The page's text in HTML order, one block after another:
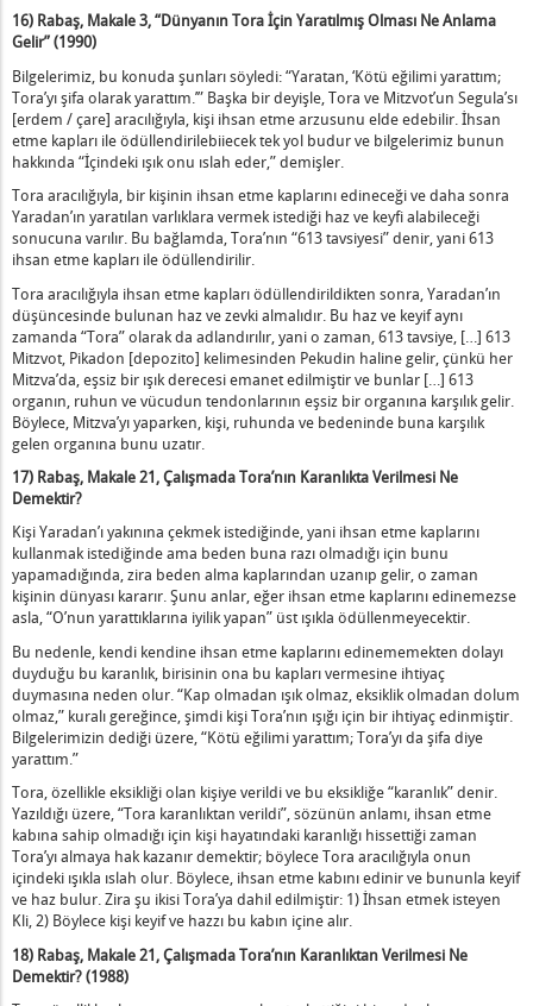
16) Rabaş, Makale 3, “Dünyanın Tora İçin Yaratılmış Olması Ne Anlama
Gelir” (1990)
Bilgelerimiz, bu konuda şunları söyledi: “Yaratan, ‘Kötü eğilimi yarattım;
Tora’yı şifa olarak yarattım.’” Başka bir deyişle, Tora ve Mitzvot’un Segula’sı
[erdem / çare] aracılığıyla, kişi ihsan etme arzusunu elde edebilir. İhsan
etme kapları ile ödüllendirilebiiecek tek yol budur ve bilgelerimiz bunun
hakkında “İçindeki ışık onu ıslah eder,” demişler.
Tora aracılığıyla, bir kişinin ihsan etme kaplarını edineceği ve daha sonra
Yaradan’ın yaratılan varlıklara vermek istediği haz ve keyfi alabileceği
sonucuna varılır. Bu bağlamda, Tora’nın “613 tavsiyesi” denir, yani 613
ihsan etme kapları ile ödüllendirilir.
Tora aracılığıyla ihsan etme kapları ödüllendirildikten sonra, Yaradan’ın
düşüncesinde bulunan haz ve zevki almalıdır. Bu haz ve keyif aynı
zamanda “Tora” olarak da adlandırılır, yani o zaman, 613 tavsiye, […] 613
Mitzvot, Pikadon [depozito] kelimesinden Pekudin haline gelir, çünkü her
Mitzva’da, eşsiz bir ışık derecesi emanet edilmiştir ve bunlar […] 613
organın, ruhun ve vücudun tendonlarının eşsiz bir organına karşılık gelir.
Böylece, Mitzva’yı yaparken, kişi, ruhunda ve bedeninde buna karşılık
gelen organına bunu uzatır.
17) Rabaş, Makale 21, Çalışmada Tora’nın Karanlıkta Verilmesi Ne
Demektir?
Kişi Yaradan’ı yakınına çekmek istediğinde, yani ihsan etme kaplarını
kullanmak istediğinde ama beden buna razı olmadığı için bunu
yapamadığında, zira beden alma kaplarından uzanıp gelir, o zaman
kişinin dünyası kararır. Şunu anlar, eğer ihsan etme kaplarını edinemezse
asla, “O’nun yarattıklarına iyilik yapan” üst ışıkla ödüllenmeyecektir.
Bu nedenle, kendi kendine ihsan etme kaplarını edinememekten dolayı
duyduğu bu karanlık, birisinin ona bu kapları vermesine ihtiyaç
duymasına neden olur. “Kap olmadan ışık olmaz, eksiklik olmadan dolum
olmaz,” kuralı gereğince, şimdi kişi Tora’nın ışığı için bir ihtiyaç edinmiştir.
Bilgelerimizin dediği üzere, “Kötü eğilimi yarattım; Tora’yı da şifa diye
yarattım.”
Tora, özellikle eksikliği olan kişiye verildi ve bu eksikliğe “karanlık” denir.
Yazıldığı üzere, “Tora karanlıktan verildi”, sözünün anlamı, ihsan etme
kabına sahip olmadığı için kişi hayatındaki karanlığı hissettiği zaman
Tora’yı almaya hak kazanır demektir; böylece Tora aracılığıyla onun
içindeki ışıkla ıslah olur. Böylece, ihsan etme kabını edinir ve bununla keyif
ve haz bulur. Zira şu ikisi Tora’ya dahil edilmiştir: 1) İhsan etmek isteyen
Kli, 2) Böylece kişi keyif ve hazzı bu kabın içine alır.
18) Rabaş, Makale 21, Çalışmada Tora’nın Karanlıktan Verilmesi Ne
Demektir? (1988)